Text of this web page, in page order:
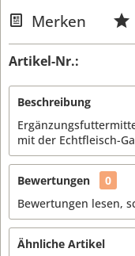
Merken
Artikel-Nr.:
Beschreibung
mit der Echtfleisch-
Bewertungen
0
Bewertungen lesen,
Ähnliche Artikel